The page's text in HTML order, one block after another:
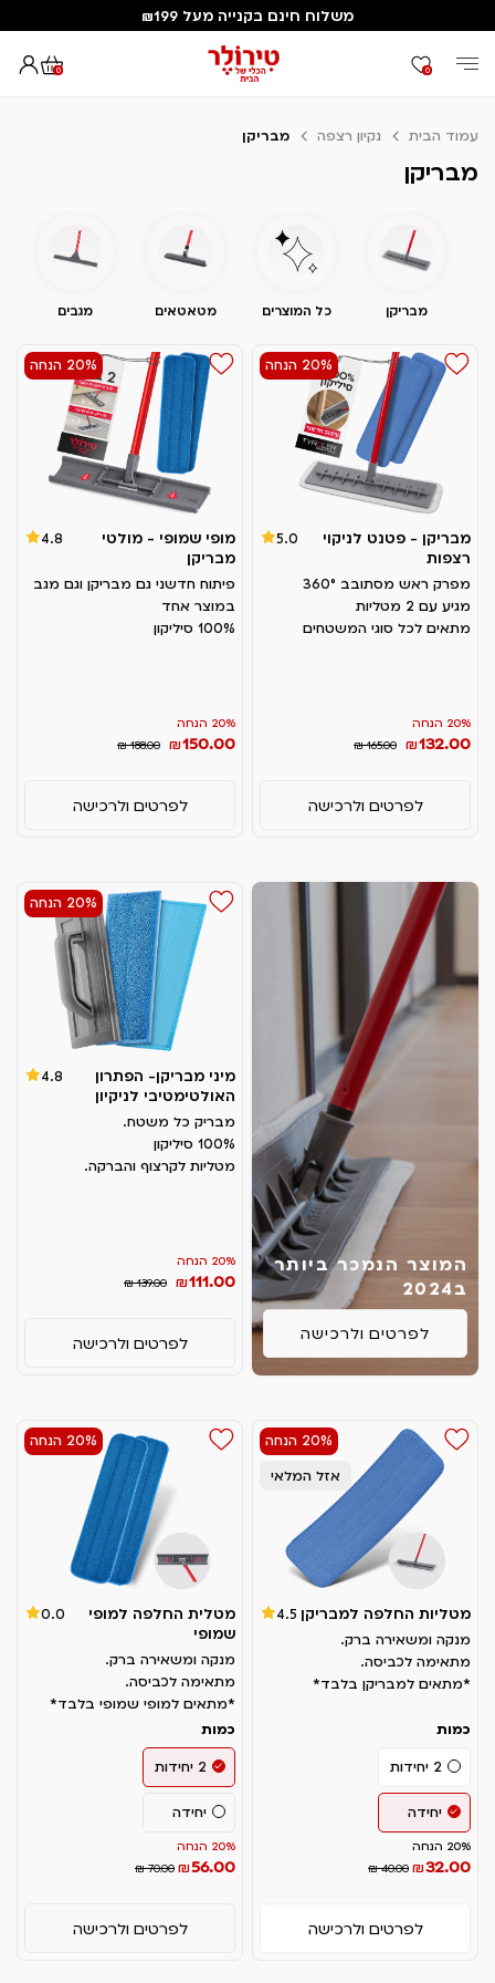
משלוח חינם בקנייה מעל ₪199
0 0
עמוד הבית נקיון רצפה מבריקן
מבריקן
מבריקן כל המוצרים מטאטאים מגבים
20% הנחה
מבריקן - פטנט לניקוי
רצפות
5.0
מפרק ראש מסתובב 360°
מגיע עם 2 מטליות
מתאים לכל סוגי המשטחים
20% הנחה
₪132.00
₪ 165.00
לפרטים ולרכישה
20% הנחה
מופי שמופי - מולטי
מבריקן
4.8
פיתוח חדשני גם מבריקן וגם מגב
במוצר אחד
100% סיליקון
20% הנחה
₪150.00
₪ 188.00
לפרטים ולרכישה
המוצר הנמכר ביותר
ב2024
לפרטים ולרכישה
20% הנחה
מיני מבריקן- הפתרון
האולטימטיבי לניקיון
4.8
מבריק כל משטח.
100% סיליקון
מטליות לקרצוף והברקה.
20% הנחה
₪111.00
₪ 139.00
לפרטים ולרכישה
20% הנחה
אזל המלאי
מטליות החלפה למבריקן 4.5
מנקה ומשאירה ברק.
מתאימה לכביסה.
*מתאים למבריקן בלבד*
כמות
2 יחידות
יחידה
20% הנחה
₪32.00
₪ 40.00
לפרטים ולרכישה
20% הנחה
מטלית החלפה למופי
שמופי
0.0
מנקה ומשאירה ברק.
מתאימה לכביסה.
*מתאים למופי שמופי בלבד*
כמות
2 יחידות
יחידה
20% הנחה
₪56.00
₪ 70.00
לפרטים ולרכישה